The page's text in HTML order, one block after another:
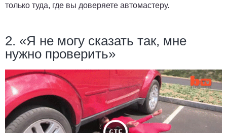
только туда, где вы доверяете автомастеру.
2. «Я не могу сказать так, мне
нужно проверить»